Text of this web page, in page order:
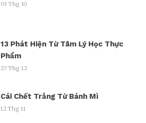
03 Thg 10
13 Phát Hiện Từ Tâm Lý Học Thực
Phẩm
27 Thg 12
Cái Chết Trắng Từ Bánh Mì
12 Thg 11